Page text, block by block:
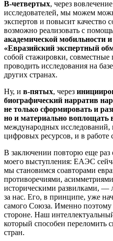
В-четвертых, через
исследователей, мы можем
экспертов и повысит качество
возможно реализовать с
академической мобильности
«Евразийский экспертный
собой стажировки, совместные
проводить исследования на
других странах.
Ну, и в-пятых, через и
биографический нарратив
не только сформировать и
но и материально воплощать
международных исследований,
цифровых ресурсов, и в работе
В заключении повторю еще раз
моего выступления: ЕАЭС
мы становимся соавторами
противоречиями,
историческими развилками, —
за нас. Его, в принципе, уже
самого Союза. Именно поэтому
стороне. Наш
который способен переломить
стран.